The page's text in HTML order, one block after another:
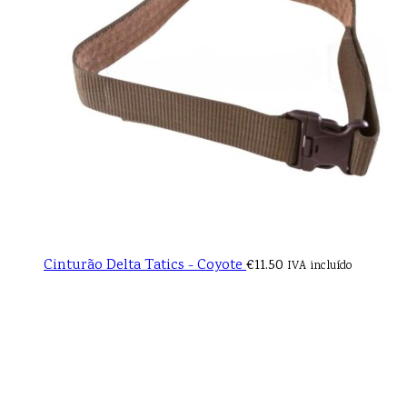
Cinturão Delta Tatics - Coyote€11.50 IVA incluído